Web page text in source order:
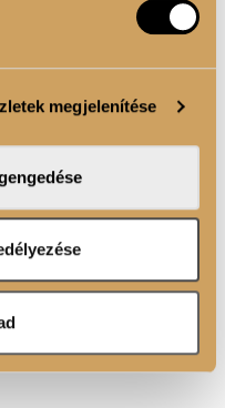
Ezenkívül
más olyan
számukra vagy az
gyűjtöttek.
megjelenítése